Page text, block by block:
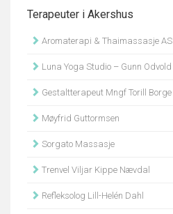
Terapeuter i Akershus
Aromaterapi & Thaimassasje AS
Luna Yoga Studio – Gunn Odvold
Gestaltterapeut Mngf Torill Borge
Møyfrid Guttormsen
Sorgato Massasje
Trenvel Viljar Kippe Nævdal
Refleksolog Lill-Helén Dahl